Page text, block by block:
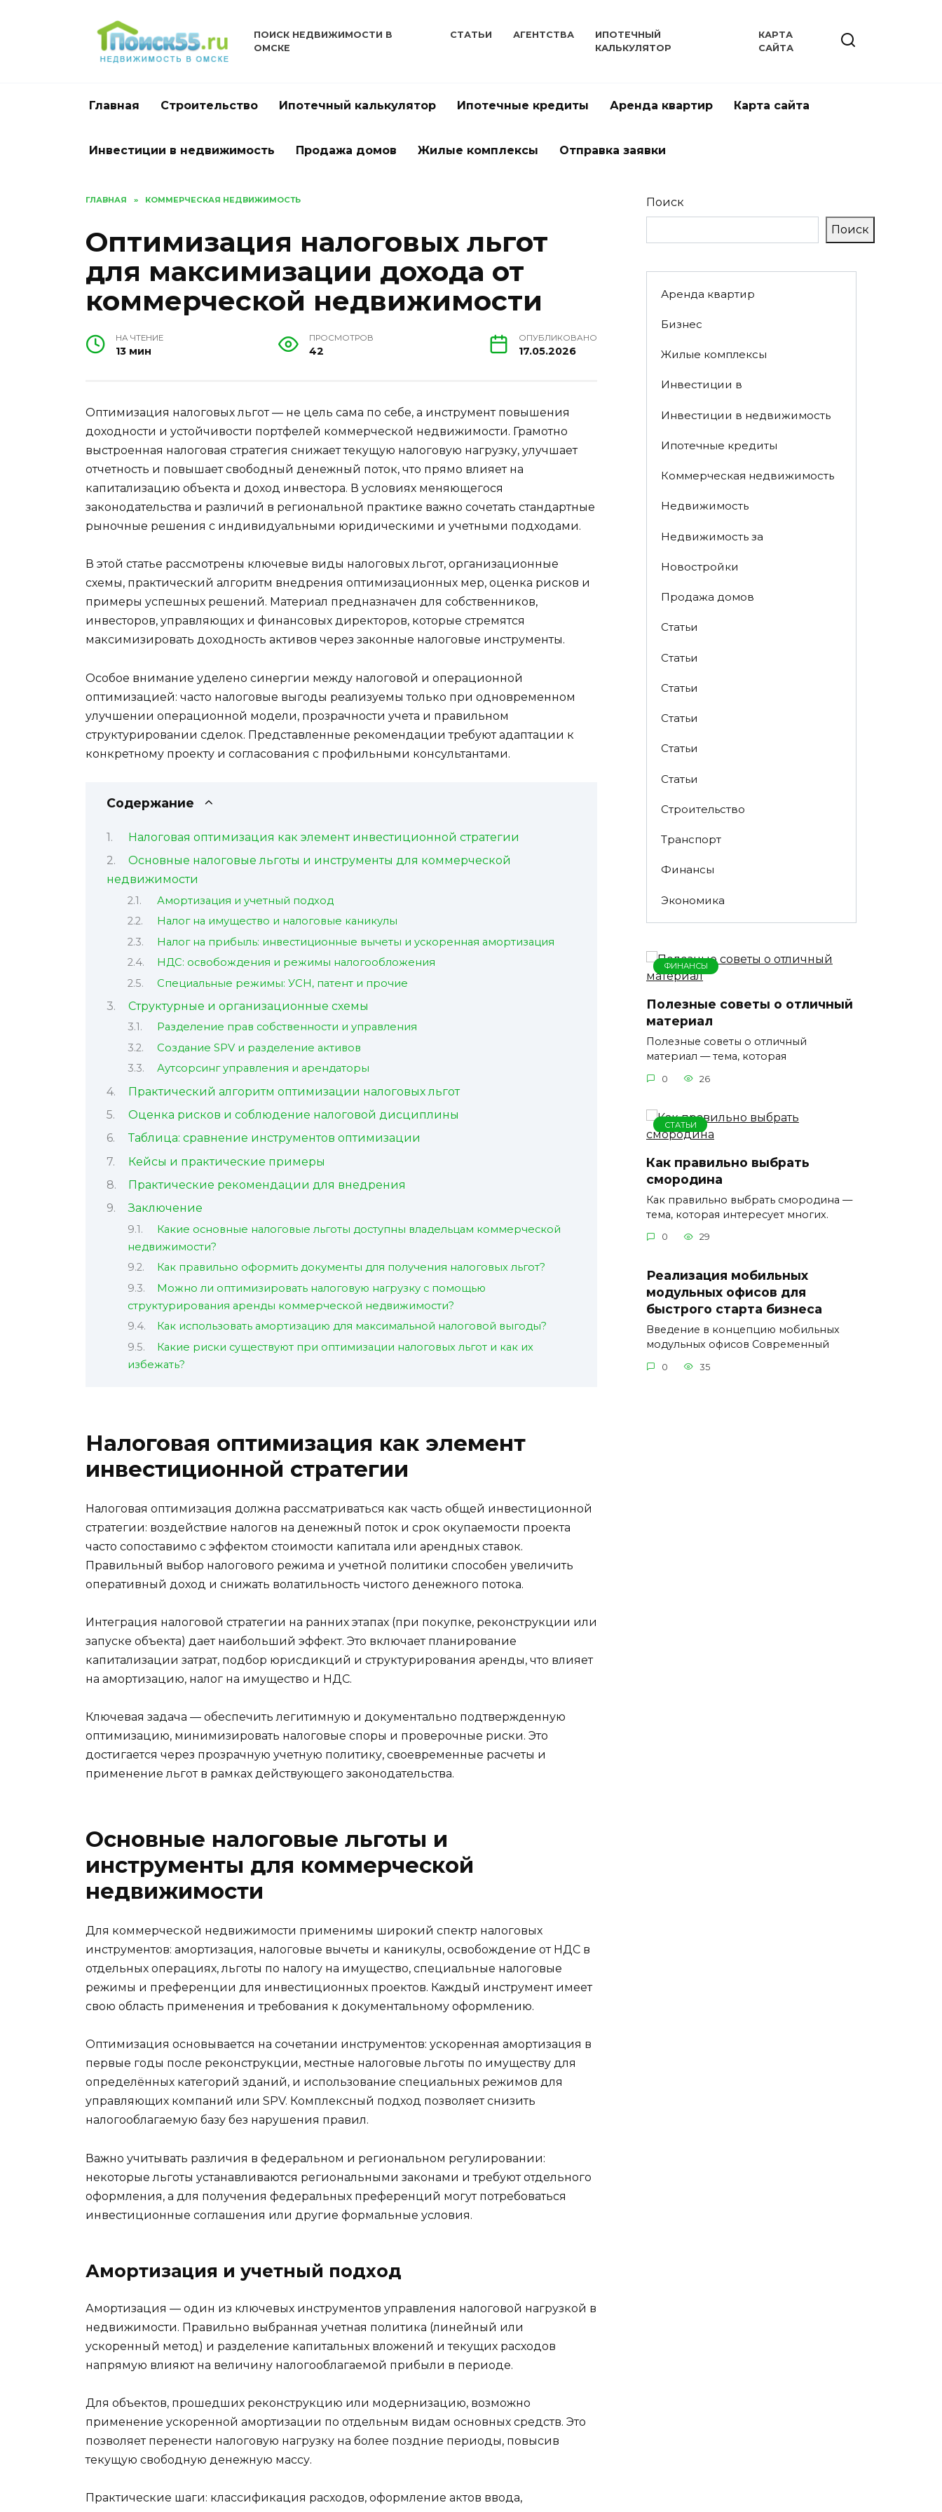
ПОИСК НЕДВИЖИМОСТИ В
ОМСКЕ
СТАТЬИ АГЕНТСТВА
ИПОТЕЧНЫЙ
КАЛЬКУЛЯТОР
КАРТА
САЙТА
Главная Строительство Ипотечный калькулятор Ипотечные кредиты Аренда квартир Карта сайта
Инвестиции в недвижимость Продажа домов Жилые комплексы Отправка заявки
ГЛАВНАЯ » КОММЕРЧЕСКАЯ НЕДВИЖИМОСТЬ
Оптимизация налоговых льгот
для максимизации дохода от
коммерческой недвижимости
НА ЧТЕНИЕ
13 мин
ПРОСМОТРОВ
42
ОПУБЛИКОВАНО
17.05.2026
Оптимизация налоговых льгот — не цель сама по себе, а инструмент повышения
доходности и устойчивости портфелей коммерческой недвижимости. Грамотно
выстроенная налоговая стратегия снижает текущую налоговую нагрузку, улучшает
отчетность и повышает свободный денежный поток, что прямо влияет на
капитализацию объекта и доход инвестора. В условиях меняющегося
законодательства и различий в региональной практике важно сочетать стандартные
рыночные решения с индивидуальными юридическими и учетными подходами.
В этой статье рассмотрены ключевые виды налоговых льгот, организационные
схемы, практический алгоритм внедрения оптимизационных мер, оценка рисков и
примеры успешных решений. Материал предназначен для собственников,
инвесторов, управляющих и финансовых директоров, которые стремятся
максимизировать доходность активов через законные налоговые инструменты.
Особое внимание уделено синергии между налоговой и операционной
оптимизацией: часто налоговые выгоды реализуемы только при одновременном
улучшении операционной модели, прозрачности учета и правильном
структурировании сделок. Представленные рекомендации требуют адаптации к
конкретному проекту и согласования с профильными консультантами.
Содержание
Налоговая оптимизация как элемент инвестиционной стратегии
Основные налоговые льготы и инструменты для коммерческой
недвижимости
Амортизация и учетный подход
Налог на имущество и налоговые каникулы
Налог на прибыль: инвестиционные вычеты и ускоренная амортизация
НДС: освобождения и режимы налогообложения
Специальные режимы: УСН, патент и прочие
Структурные и организационные схемы
Разделение прав собственности и управления
Создание SPV и разделение активов
Аутсорсинг управления и арендаторы
Практический алгоритм оптимизации налоговых льгот
Оценка рисков и соблюдение налоговой дисциплины
Таблица: сравнение инструментов оптимизации
Кейсы и практические примеры
Практические рекомендации для внедрения
Заключение
Какие основные налоговые льготы доступны владельцам коммерческой
недвижимости?
Как правильно оформить документы для получения налоговых льгот?
Можно ли оптимизировать налоговую нагрузку с помощью
структурирования аренды коммерческой недвижимости?
Как использовать амортизацию для максимальной налоговой выгоды?
Какие риски существуют при оптимизации налоговых льгот и как их
избежать?
Налоговая оптимизация как элемент
инвестиционной стратегии
Налоговая оптимизация должна рассматриваться как часть общей инвестиционной
стратегии: воздействие налогов на денежный поток и срок окупаемости проекта
часто сопоставимо с эффектом стоимости капитала или арендных ставок.
Правильный выбор налогового режима и учетной политики способен увеличить
оперативный доход и снижать волатильность чистого денежного потока.
Интеграция налоговой стратегии на ранних этапах (при покупке, реконструкции или
запуске объекта) дает наибольший эффект. Это включает планирование
капитализации затрат, подбор юрисдикций и структурирования аренды, что влияет
на амортизацию, налог на имущество и НДС.
Ключевая задача — обеспечить легитимную и документально подтвержденную
оптимизацию, минимизировать налоговые споры и проверочные риски. Это
достигается через прозрачную учетную политику, своевременные расчеты и
применение льгот в рамках действующего законодательства.
Основные налоговые льготы и
инструменты для коммерческой
недвижимости
Для коммерческой недвижимости применимы широкий спектр налоговых
инструментов: амортизация, налоговые вычеты и каникулы, освобождение от НДС в
отдельных операциях, льготы по налогу на имущество, специальные налоговые
режимы и преференции для инвестиционных проектов. Каждый инструмент имеет
свою область применения и требования к документальному оформлению.
Оптимизация основывается на сочетании инструментов: ускоренная амортизация в
первые годы после реконструкции, местные налоговые льготы по имуществу для
определённых категорий зданий, и использование специальных режимов для
управляющих компаний или SPV. Комплексный подход позволяет снизить
налогооблагаемую базу без нарушения правил.
Важно учитывать различия в федеральном и региональном регулировании:
некоторые льготы устанавливаются региональными законами и требуют отдельного
оформления, а для получения федеральных преференций могут потребоваться
инвестиционные соглашения или другие формальные условия.
Амортизация и учетный подход
Амортизация — один из ключевых инструментов управления налоговой нагрузкой в
недвижимости. Правильно выбранная учетная политика (линейный или
ускоренный метод) и разделение капитальных вложений и текущих расходов
напрямую влияют на величину налогооблагаемой прибыли в периоде.
Для объектов, прошедших реконструкцию или модернизацию, возможно
применение ускоренной амортизации по отдельным видам основных средств. Это
позволяет перенести налоговую нагрузку на более поздние периоды, повысив
текущую свободную денежную массу.
Практические шаги: классификация расходов, оформление актов ввода,
Поиск
Поиск
Аренда квартир
Бизнес
Жилые комплексы
Инвестиции в
Инвестиции в недвижимость
Ипотечные кредиты
Коммерческая недвижимость
Недвижимость
Недвижимость за
Новостройки
Продажа домов
Статьи
Статьи
Статьи
Статьи
Статьи
Статьи
Строительство
Транспорт
Финансы
Экономика
ФИНАНСЫ
Полезные советы о отличный
материал
Полезные советы о отличный
материал — тема, которая
0 26
СТАТЬИ
Как правильно выбрать
смородина
Как правильно выбрать смородина —
тема, которая интересует многих.
0 29
Реализация мобильных
модульных офисов для
быстрого старта бизнеса
Введение в концепцию мобильных
модульных офисов Современный
0 35